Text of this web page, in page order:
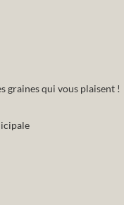
graines qui vous plaisent !